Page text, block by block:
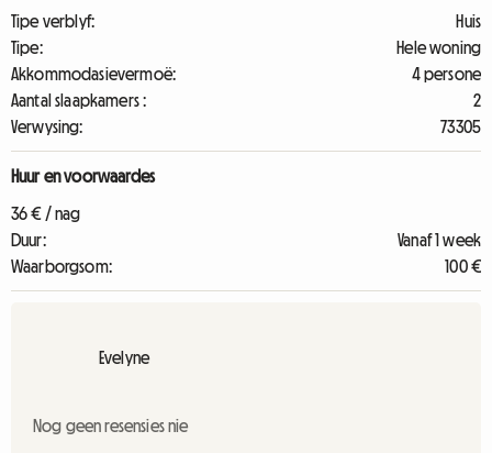
Tipe verblyf:
Huis
Tipe:
Hele woning
Akkommodasievermoë:
4 persone
Aantal slaapkamers :
2
Verwysing:
73305
Huur en voorwaardes
36 € / nag
Duur:
Vanaf 1 week
Waarborgsom:
100 €
Evelyne
Nog geen resensies nie